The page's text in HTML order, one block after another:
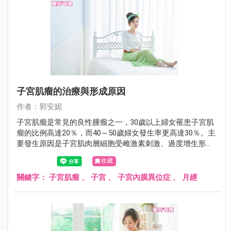
子宮肌瘤的治療與形成原因
作者：郭安妮
子宮肌瘤是常見的良性腫瘤之一，30歲以上婦女罹患子宮肌
瘤的比例高達20％，而40～50歲婦女發生率更高達30％。主
要發生原因是子宮肌肉層細胞受雌激素刺激、過度增生形成
的良性腫瘤，大部份不需要治療，只要定期追蹤即可。
收藏
關鍵字： 子宮肌瘤 、 子宮 、 子宮內膜異位症 、 月經